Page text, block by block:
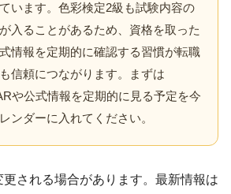
います。色彩検定2級も試験内容の
入ることがあるため、資格を取った
情報を定期的に確認する習慣が転職
信頼につながります。まずは
や公式情報を定期的に見る予定を今
ンダーに入れてください。
される場合があります。最新情報は